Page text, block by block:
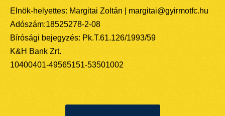
Elnök-helyettes: Margitai Zoltán | margitai@gyirmotfc.hu
Adószám:18525278-2-08
Bírósági bejegyzés: Pk.T.61.126/1993/59
K&H Bank Zrt.
10400401-49565151-53501002